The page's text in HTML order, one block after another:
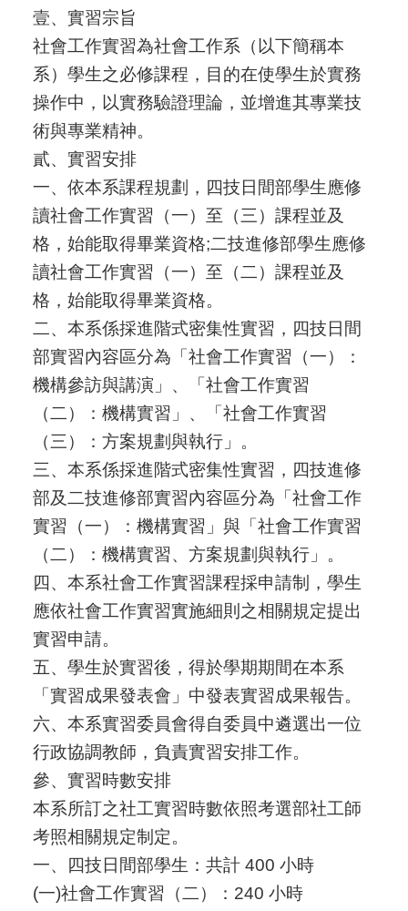
壹、實習宗旨
社會工作實習為社會工作系（以下簡稱本
系）學生之必修課程，目的在使學生於實務
操作中，以實務驗證理論，並增進其專業技
術與專業精神。
貳、實習安排
一、依本系課程規劃，四技日間部學生應修
讀社會工作實習（一）至（三）課程並及
格，始能取得畢業資格;二技進修部學生應修
讀社會工作實習（一）至（二）課程並及
格，始能取得畢業資格。
二、本系係採進階式密集性實習，四技日間
部實習內容區分為「社會工作實習（一）：
機構參訪與講演」、「社會工作實習
（二）：機構實習」、「社會工作實習
（三）：方案規劃與執行」。
三、本系係採進階式密集性實習，四技進修
部及二技進修部實習內容區分為「社會工作
實習（一）：機構實習」與「社會工作實習
（二）：機構實習、方案規劃與執行」。
四、本系社會工作實習課程採申請制，學生
應依社會工作實習實施細則之相關規定提出
實習申請。
五、學生於實習後，得於學期期間在本系
「實習成果發表會」中發表實習成果報告。
六、本系實習委員會得自委員中遴選出一位
行政協調教師，負責實習安排工作。
參、實習時數安排
本系所訂之社工實習時數依照考選部社工師
考照相關規定制定。
一、四技日間部學生：共計 400 小時
(一)社會工作實習（二）：240 小時